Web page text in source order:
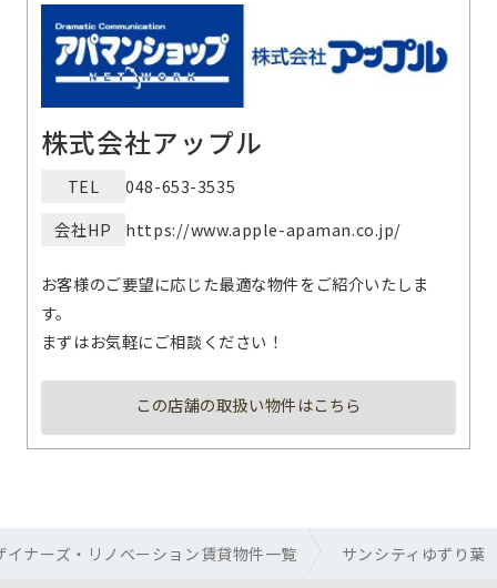
株式会社アップル
TEL
048-653-3535
会社HP
https://www.apple-apaman.co.jp/
お客様のご要望に応じた最適な物件をご紹介いたしま
す。
まずはお気軽にご相談ください！
この店舗の取扱い物件はこちら
ナーズ・リノベーション賃貸物件一覧 サンシティゆずり葉